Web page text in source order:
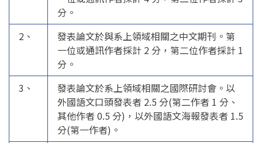
分。
2、
發表論文於與系上領域相關之中文期刊。第
一位或通訊作者採計 2 分，第二位作者採計 1
分。
3、
發表論文於系上領域相關之國際研討會。以
外國語文口頭發表者 2.5 分(第二作者 1 分、
其他作者 0.5 分)，以外國語文海報發表者 1.5
分(第一作者)。